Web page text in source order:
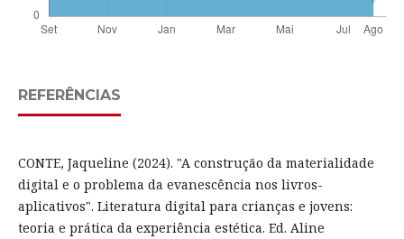
REFERÊNCIAS
CONTE, Jaqueline (2024). "A construção da materialidade
digital e o problema da evanescência nos livros-
aplicativos". Literatura digital para crianças e jovens:
teoria e prática da experiência estética. Ed. Aline